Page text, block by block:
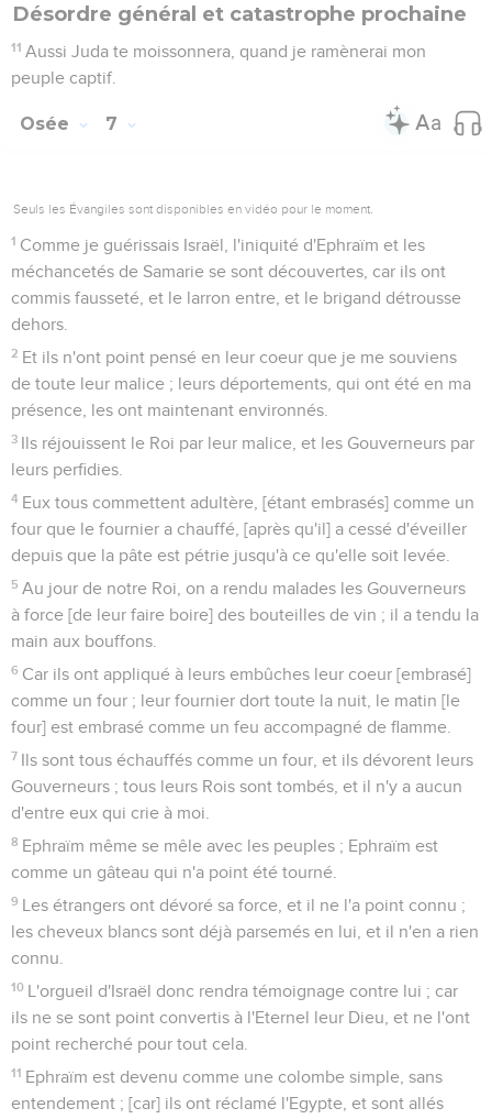
Désordre général et catastrophe prochaine
11 Aussi Juda te moissonnera, quand je ramènerai mon
peuple captif.
Osée 7
Seuls les Évangiles sont disponibles en vidéo pour le moment.
1 Comme je guérissais Israël, l'iniquité d'Ephraïm et les
méchancetés de Samarie se sont découvertes, car ils ont
commis fausseté, et le larron entre, et le brigand détrousse
dehors.
2 Et ils n'ont point pensé en leur coeur que je me souviens
de toute leur malice ; leurs déportements, qui ont été en ma
présence, les ont maintenant environnés.
3 Ils réjouissent le Roi par leur malice, et les Gouverneurs par
leurs perfidies.
4 Eux tous commettent adultère, [étant embrasés] comme un
four que le fournier a chauffé, [après qu'il] a cessé d'éveiller
depuis que la pâte est pétrie jusqu'à ce qu'elle soit levée.
5 Au jour de notre Roi, on a rendu malades les Gouverneurs
à force [de leur faire boire] des bouteilles de vin ; il a tendu la
main aux bouffons.
6 Car ils ont appliqué à leurs embûches leur coeur [embrasé]
comme un four ; leur fournier dort toute la nuit, le matin [le
four] est embrasé comme un feu accompagné de flamme.
7 Ils sont tous échauffés comme un four, et ils dévorent leurs
Gouverneurs ; tous leurs Rois sont tombés, et il n'y a aucun
d'entre eux qui crie à moi.
8 Ephraïm même se mêle avec les peuples ; Ephraïm est
comme un gâteau qui n'a point été tourné.
9 Les étrangers ont dévoré sa force, et il ne l'a point connu ;
les cheveux blancs sont déjà parsemés en lui, et il n'en a rien
connu.
10 L'orgueil d'Israël donc rendra témoignage contre lui ; car
ils ne se sont point convertis à l'Eternel leur Dieu, et ne l'ont
point recherché pour tout cela.
11 Ephraïm est devenu comme une colombe simple, sans
entendement ; [car] ils ont réclamé l'Egypte, et sont allés